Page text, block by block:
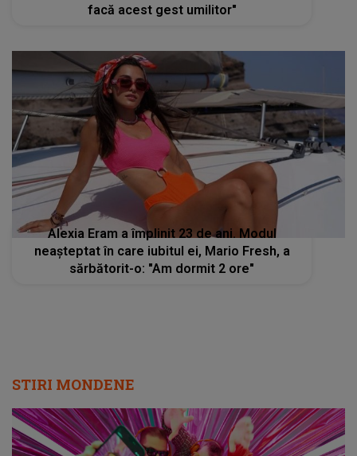
facă acest gest umilitor"
Alexia Eram a împlinit 23 de ani. Modul
neașteptat în care iubitul ei, Mario Fresh, a
sărbătorit-o: "Am dormit 2 ore"
STIRI MONDENE